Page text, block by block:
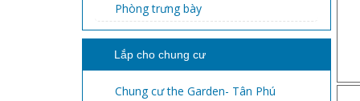
Phòng trưng bày
Lắp cho chung cư
Chung cư the Garden- Tân Phú